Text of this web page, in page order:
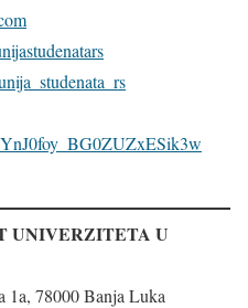
UNIVERZITETA U
1a, 78000 Banja Luka